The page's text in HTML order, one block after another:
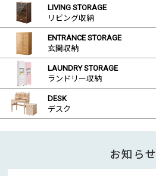
LIVING STORAGE
リビング収納
ENTRANCE STORAGE
玄関収納
LAUNDRY STORAGE
ランドリー収納
DESK
デスク
お知らせ